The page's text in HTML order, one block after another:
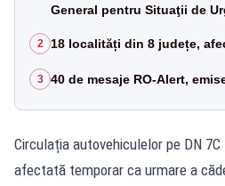
General pentru Situaţii de
2 18 localități din 8 județe,
3 40 de mesaje RO-Alert,
Circulația autovehiculelor pe DN
afectată temporar ca urmare a